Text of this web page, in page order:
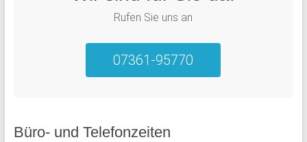
Rufen Sie uns an
07361-95770
Büro- und Telefonzeiten